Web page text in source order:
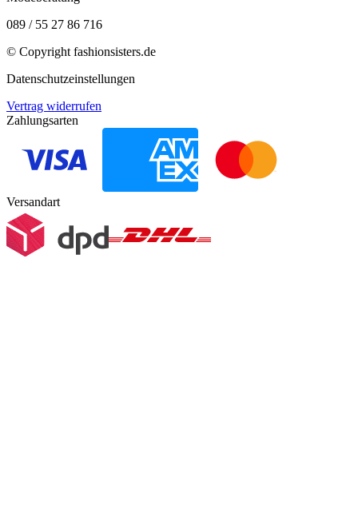
089 / 55 27 86 716
© Copyright fashionsisters.de
Datenschutzeinstellungen
Vertrag widerrufen
Zahlungsarten
Versandart